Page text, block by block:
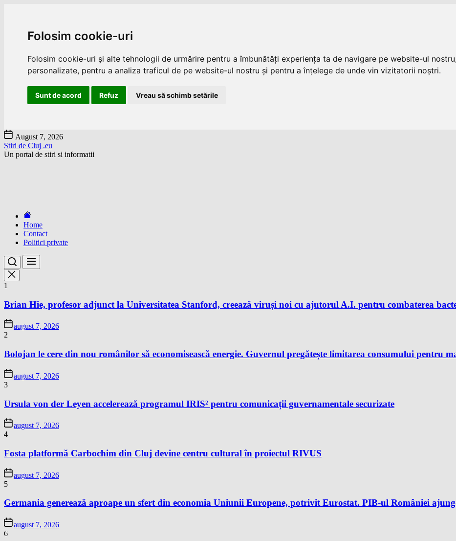
Folosim cookie-uri
Folosim cookie-uri și alte tehnologii de urmărire pentru a îmbunătăți experiența ta de navigare pe website-ul
personalizate, pentru a analiza traficul de pe website-ul nostru și pentru a înțelege de unde vin vizitatorii noștri.
Sunt de acord Refuz Vreau să schimb setările
Skip
to
the
content
August 7, 2026
Știri de Cluj .eu
Un portal de stiri si informatii
Home
Contact
Politici private
1
Brian Hie, profesor adjunct la Universitatea Stanford, creează viruși noi cu ajutorul A.I. pentru combaterea
august 7, 2026
2
Bolojan le cere din nou românilor să economisească energie. Guvernul pregătește limitarea consumului pentru
august 7, 2026
3
Ursula von der Leyen accelerează programul IRIS² pentru comunicații guvernamentale securizate
august 7, 2026
4
Fosta platformă Carbochim din Cluj devine centru cultural în proiectul RIVUS
august 7, 2026
5
Germania generează aproape un sfert din economia Uniunii Europene, potrivit Eurostat. PIB-ul României
august 7, 2026
6